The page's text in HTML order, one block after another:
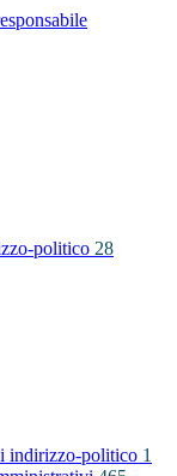
politico 28
indirizzo-politico 1